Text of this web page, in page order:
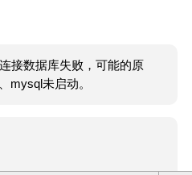
接数据库失败，可能的原
mysql未启动。